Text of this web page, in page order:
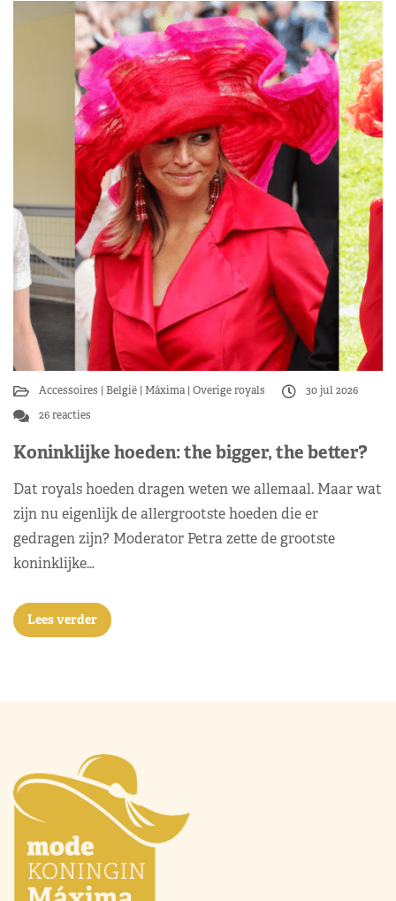
Accessoires België Máxima Overige royals
30 jul 2026
26 reacties
Koninklijke hoeden: the bigger, the better?
Dat royals hoeden dragen weten we allemaal. Maar wat
zijn nu eigenlijk de allergrootste hoeden die er
gedragen zijn? Moderator Petra zette de grootste
koninklijke…
Lees verder